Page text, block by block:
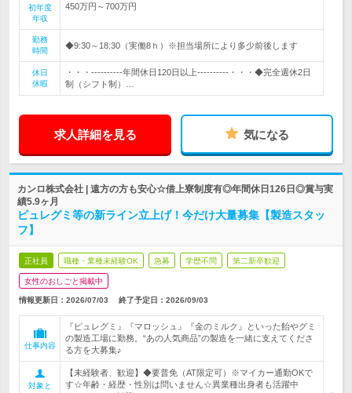
初年度
年収
450万円～700万円
勤務
時間
◆9:30～18:30（実働8ｈ）※担当場所により多少前後します
休日
休暇
・・・----------年間休日120日以上----------・・・◆完全週休2日
制（シフト制）…
求人詳細を見る 気になる
カンロ株式会社 | 遠方の方も安心☆借上寮制度有◎年間休日126日◎賞与実
績5.9ヶ月
ピュレグミ等の新ライン立上げ！今だけ大量募集【製造スタッ
フ】
正社員 職種・業種未経験OK 急募 学歴不問 第二新卒歓迎
女性のおしごと掲載中
情報更新日：2026/07/03 終了予定日： 2026/09/03
仕事内容
『ピュレグミ』『マロッシュ』『金のミルク』といった飴やグミ
の製造工場に勤務。“あの人気商品”の製造を一緒に支えてくださ
る方を大募集♪
対象と
【未経験者、歓迎】◆要普免（AT限定可）※マイカー通勤OKで
す☆年齢・経歴・性別は問いません☆異業種出身者も活躍中